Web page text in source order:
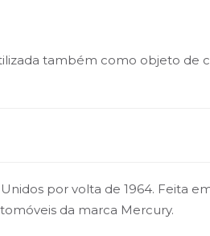
também como objeto
por volta de 1964. Feita
da marca Mercury.